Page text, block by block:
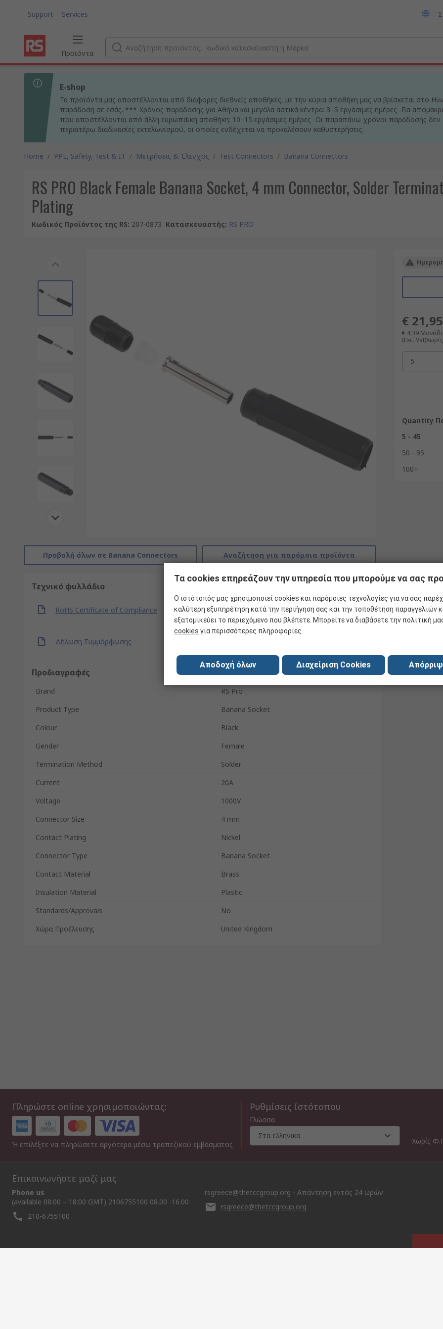
Support Services
Προϊόντα
E-shop
Τα προϊόντα μας αποστέλλονται από διάφορες διεθνείς αποθήκες, με την κύρια αποθήκη μας να βρίσκεται στο
παράδοση σε εσάς. ***-Χρόνος παράδοσης για Αθήνα και μεγάλα αστικά κέντρα: 3–5 εργάσιμες ημέρες -Για
που αποστέλλονται από άλλη ευρωπαϊκή αποθήκη: 10–15 εργάσιμες ημέρες -Οι παραπάνω χρόνοι παράδοσης δεν
περαιτέρω διαδικασίες εκτελωνισμού, οι οποίες ενδέχεται να προκαλέσουν καθυστερήσεις.
Home / PPE, Safety, Test & IT / Μετρήσεις & Έλεγχος / Test Connectors / Banana Connectors
RS PRO Black Female Banana Socket, 4 mm Connector, Solder
Plating
Κωδικός Προϊόντος της RS: 207-0873 Κατασκευαστής: RS PRO
Προβολή όλων σε Banana Connectors Αναζήτηση για παρόμοια προϊόντα
Τεχνικό φυλλάδιο
RoHS Certificate of Compliance
Δήλωση Συμμόρφωσης
Προδιαγραφές
Brand
RS Pro
Product Type
Banana Socket
Colour
Black
Gender
Female
Termination Method
Solder
Current
20A
Voltage
1000V
Connector Size
4 mm
Contact Plating
Nickel
Connector Type
Banana Socket
Contact Material
Brass
Insulation Material
Plastic
Standards/Approvals
No
Χώρα Προέλευσης
United Kingdom
€ 21,95
€ 4,39
(Exc.
5
Quantity
5 - 45
50 - 95
100+
Πληρώστε online χρησιμοποιώντας:
Ή επιλέξτε να πληρώσετε αργότερα μέσω τραπεζικού εμβάσματος
Ρυθμίσεις Ιστότοπου
Γλώσσα
Στα ελληνικα
Χωρίς
Επικοινωνήστε μαζί μας
Phone us
(available 08:00 – 18:00 GMT) 2106755100 08.00 -16.00
210-6755100
rsgreece@thetccgroup.org - Απάντηση εντός 24 ωρών
rsgreece@thetccgroup.org
Χρήσιμοι Συνδέσμοι
TCC
Τα cookies επηρεάζουν την υπηρεσία που μπορούμε να σας
Ο ιστότοπός μας χρησιμοποιεί cookies και παρόμοιες τεχνολογίες για να σας
καλύτερη εξυπηρέτηση κατά την περιήγηση σας και την τοποθέτηση παραγγελιών
εξατομικεύει το περιεχόμενο που βλέπετε. Μπορείτε να διαβάσετε την πολιτική
cookies για περισσότερες πληροφορίες.
Αποδοχή όλων Διαχείριση Cookies